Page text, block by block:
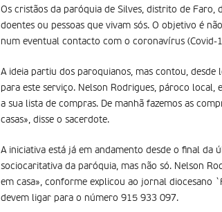
Os cristãos da paróquia de Silves, distrito de Faro,
doentes ou pessoas que vivam sós. O objetivo é
num eventual contacto com o coronavírus (Covid-
A ideia partiu dos paroquianos, mas contou,
para este serviço. Nelson Rodrigues, pároco local,
a sua lista de compras. De manhã fazemos as
casas», disse o sacerdote.
A iniciativa está já em andamento desde o final da
sociocaritativa da paróquia, mas não só. Nelson
em casa», conforme explicou ao jornal diocesano
devem ligar para o número 915 933 097.